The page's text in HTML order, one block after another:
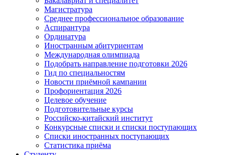
Магистратура
Среднее профессиональное образование
Аспирантура
Ординатура
Иностранным абитуриентам
Международная олимпиада
Подобрать направление подготовки 2026
Гид по специальностям
Новости приёмной кампании
Профориентация 2026
Целевое обучение
Подготовительные курсы
Российско-китайский институт
Конкурсные списки и списки поступающих
Списки иностранных поступающих
Статистика приёма